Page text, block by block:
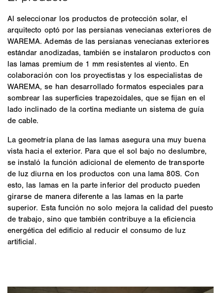
Al seleccionar los productos de protección solar, el
arquitecto optó por las persianas venecianas exteriores de
WAREMA. Además de las persianas venecianas exteriores
estándar anodizadas, también se instalaron productos con
las lamas premium de 1 mm resistentes al viento. En
colaboración con los proyectistas y los especialistas de
WAREMA, se han desarrollado formatos especiales para
sombrear las superficies trapezoidales, que se fijan en el
lado inclinado de la cortina mediante un sistema de guía
de cable.
La geometría plana de las lamas asegura una muy buena
vista hacia el exterior. Para que el sol bajo no deslumbre,
se instaló la función adicional de elemento de transporte
de luz diurna en los productos con una lama 80S. Con
esto, las lamas en la parte inferior del producto pueden
girarse de manera diferente a las lamas en la parte
superior. Esta función no solo mejora la calidad del puesto
de trabajo, sino que también contribuye a la eficiencia
energética del edificio al reducir el consumo de luz
artificial.